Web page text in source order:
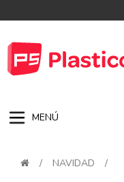
MENÚ
/ NAVIDAD /